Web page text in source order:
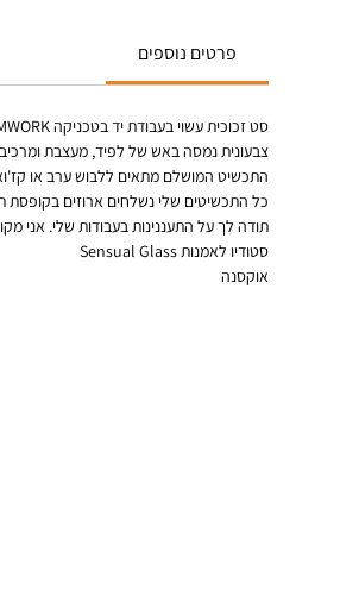
פרטים נוספים
צבעונית נמסה באש של לפיד, מעצבת
התכשיט המושלם מתאים ללבוש ערב או
כל התכשיטים שלי נשלחים ארוזים בקופסת
תודה לך על התעננינות בעבודות שלי. אני
סטודיו לאמנות Sensual Glass
אוקסנה